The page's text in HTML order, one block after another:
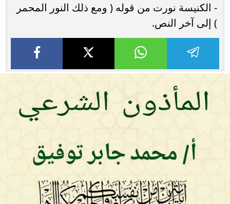
- الكنيسة نورت من قوله ( ومع ذلك النور المحمر
) إلى آخر النص.